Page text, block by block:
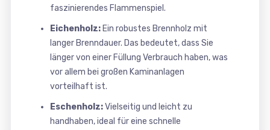
faszinierendes Flammenspiel.
Eichenholz:Ein robustes Brennholz mit
langer Brenndauer. Das bedeutet, dass Sie
länger von einer Füllung Verbrauch haben, was
vor allem bei großen Kaminanlagen
vorteilhaft ist.
Eschenholz:Vielseitig und leicht zu
handhaben, ideal für eine schnelle